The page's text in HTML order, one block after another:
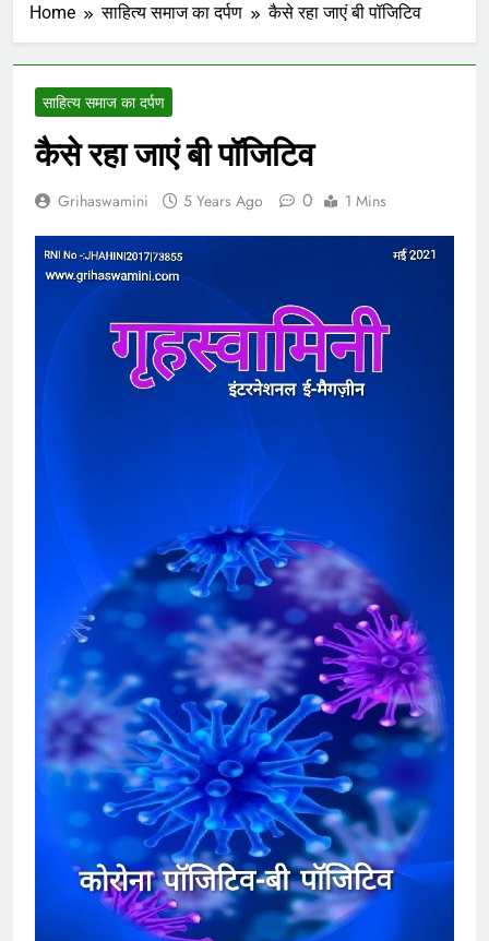
Home साहित्य समाज का दर्पण कैसे रहा जाएं बी पॉजिटिव
साहित्य समाज का दर्पण
कैसे रहा जाएं बी पॉजिटिव
Grihaswamini 5 Years Ago 0 1 Mins